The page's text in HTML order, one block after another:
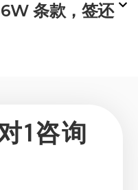
条款，签还
1咨询